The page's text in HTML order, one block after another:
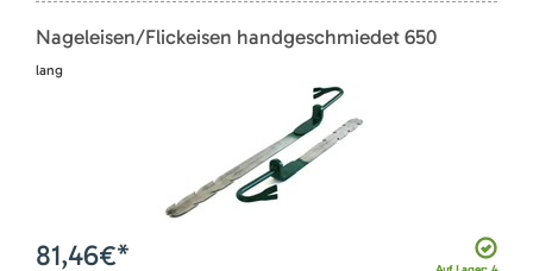
Nageleisen/Flickeisen handgeschmiedet 650
lang
81,46€*